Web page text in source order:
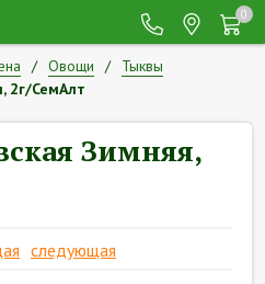
0
Овощи
Тыквы
2г/СемАлт
Зимняя,
следующая